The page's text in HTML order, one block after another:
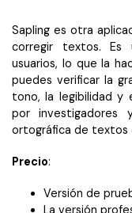
Sapling es otra
corregir textos. Es
usuarios, lo que la
puedes verificar la
tono, la legibilidad y
por
ortográfica de textos
Precio:
Versión de
La versión